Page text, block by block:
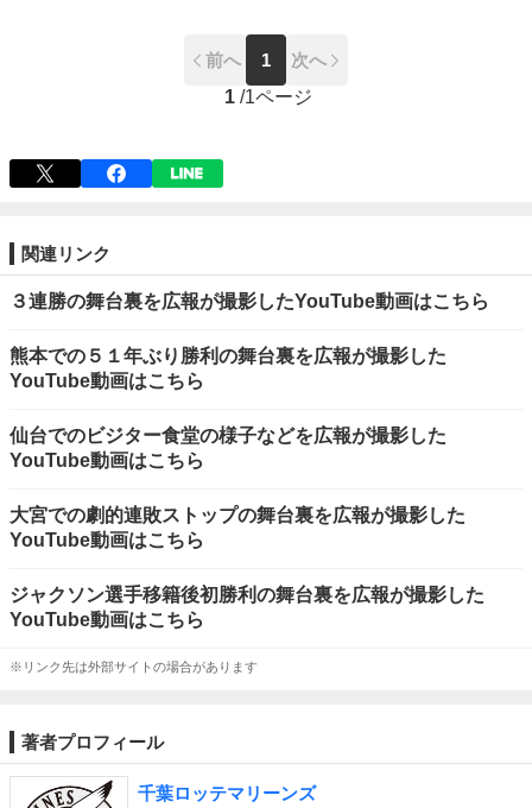
前へ 1
次へ
1 /1ページ
関連リンク
３連勝の舞台裏を広報が撮影したYouTube動画はこちら
熊本での５１年ぶり勝利の舞台裏を広報が撮影した
YouTube動画はこちら
仙台でのビジター食堂の様子などを広報が撮影した
YouTube動画はこちら
大宮での劇的連敗ストップの舞台裏を広報が撮影した
YouTube動画はこちら
ジャクソン選手移籍後初勝利の舞台裏を広報が撮影した
YouTube動画はこちら
※リンク先は外部サイトの場合があります
著者プロフィール
千葉ロッテマリーンズ